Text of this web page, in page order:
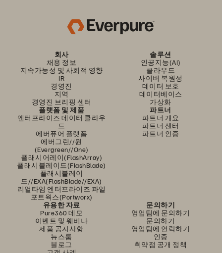
회사
채용 정보
지속가능성 및 사회적 영향
IR
경영진
지역
경영진 브리핑 센터
솔루션
인공지능(AI)
클라우드
사이버 복원성
데이터 보호
데이터베이스
가상화
플랫폼 및 제품
엔터프라이즈 데이터 클라우
드
에버퓨어 플랫폼
에버그린//원
(Evergreen//One)
플래시어레이(FlashArray)
플래시블레이드(FlashBlade)
플래시블레이
드//EXA(FlashBlade//EXA)
리얼타임 엔터프라이즈 파일
포트웍스(Portworx)
파트너
파트너 개요
파트너 센터
파트너 인증
유용한 자료
Pure360 데모
이벤트 및 웨비나
제품 공지사항
뉴스룸
블로그
문의하기
영업팀에 문의하기
문의하기
영업팀에 연락하기
인증
취약점 공개 정책